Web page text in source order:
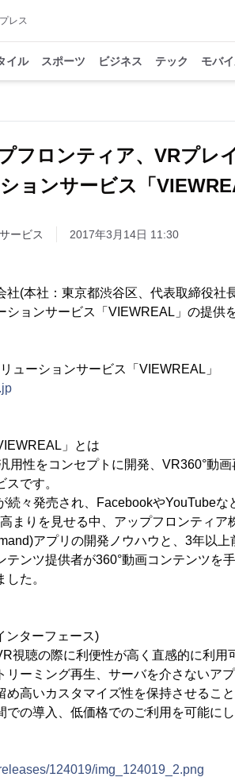
レス
イル スポーツ ビジネス テック モバ
フロンティア、VRプレ
ョンサービス「
サービス 2017年3月14日 11:30
社(本社：東京都渋谷区、代表取締役社
ションサービス「VIEWREAL」の提供
ューションサービス「VIEWREAL」
」とは
用性をコンセプトに開発、VR360°動
です。
続々発売され、FacebookやYouTube
まりを見せる中、アップフロンティア
アプリの開発ノウハウと、3年以
テンツ提供者が360°動画コンテンツを
た。
ンターフェース)
視聴の際に利便性が高く直感的に利
リーミング再生、サーバを介さないア
め高いカスタマイズ性を保持させるこ
の導入、低価格でのご利用を可能にし
124019/img_124019_2.png